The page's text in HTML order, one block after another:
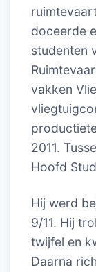
doceerde
studenten
vakken
2011.
Hoofd
Hij werd
9/11. Hij
twijfel en
Daarna